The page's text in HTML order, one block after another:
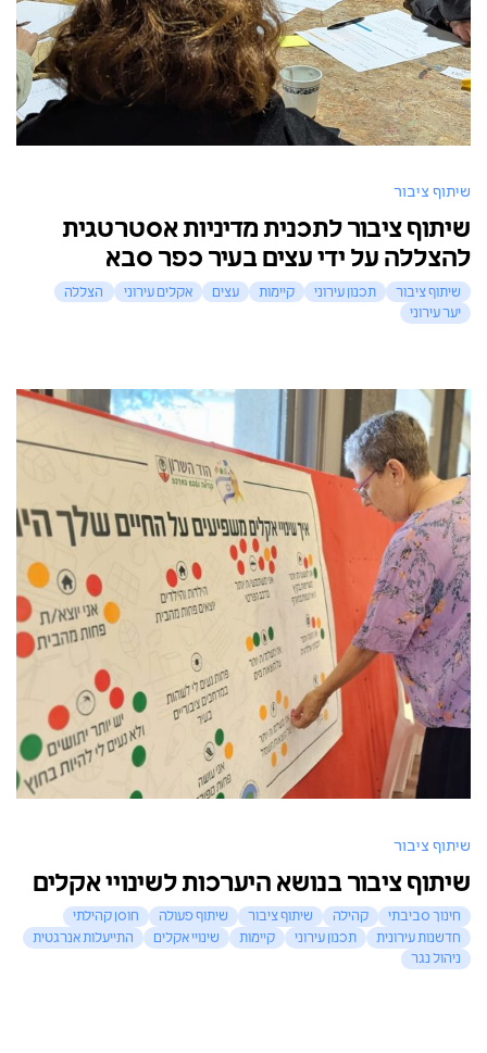
שיתוף ציבור
שיתוף ציבור לתכנית מדיניות אסטרטגית
להצללה על ידי עצים בעיר כפר סבא
שיתוף ציבור תכנון עירוני קיימות עצים אקלים עירוני
הצללה
יער עירוני
שיתוף ציבור
שיתוף ציבור בנושא היערכות לשינויי אקלים
חינוך סביבתי קהילה שיתוף ציבור שיתוף פעולה
חוסן קהילתי
חדשנות עירונית
תכנון עירוני קיימות שינויי אקלים
התייעלות אנרגטית
ניהול נגר